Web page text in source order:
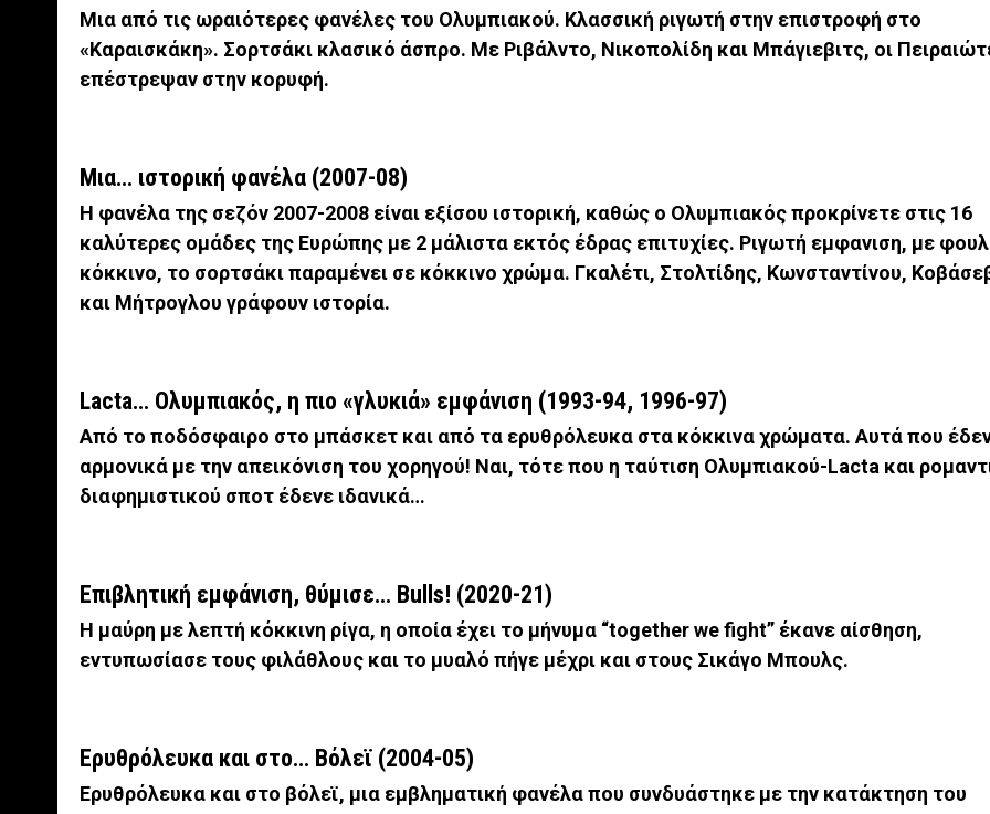
Μια από τις ωραιότερες φανέλες του Ολυμπιακού. Κλασσική ριγωτή στην επιστροφή στο
«Καραισκάκη». Σορτσάκι κλασικό άσπρο. Με Ριβάλντο, Νικοπολίδη και Μπάγιεβιτς, οι
επέστρεψαν στην κορυφή.
Μια… ιστορική φανέλα (2007-08)
Η φανέλα της σεζόν 2007-2008 είναι εξίσου ιστορική, καθώς ο Ολυμπιακός προκρίνετε στις 16
καλύτερες ομάδες της Ευρώπης με 2 μάλιστα εκτός έδρας επιτυχίες. Ριγωτή εμφανιση, με φουλ
κόκκινο, το σορτσάκι παραμένει σε κόκκινο χρώμα. Γκαλέτι, Στολτίδης, Κωνσταντίνου,
και Μήτρογλου γράφουν ιστορία.
Lacta… Ολυμπιακός, η πιο «γλυκιά» εμφάνιση (1993-94, 1996-97)
Aπό το ποδόσφαιρο στο μπάσκετ και από τα ερυθρόλευκα στα κόκκινα χρώματα. Αυτά που
αρμονικά με την απεικόνιση του χορηγού! Ναι, τότε που η ταύτιση Ολυμπιακού-Lacta και
διαφημιστικού σποτ έδενε ιδανικά…
Επιβλητική εμφάνιση, θύμισε… Bulls! (2020-21)
Η μαύρη με λεπτή κόκκινη ρίγα, η οποία έχει το μήνυμα “together we fight” έκανε αίσθηση,
εντυπωσίασε τους φιλάθλους και το μυαλό πήγε μέχρι και στους Σικάγο Μπουλς.
Eρυθρόλευκα και στο… Βόλεϊ (2004-05)
Ερυθρόλευκα και στο βόλεϊ, μια εμβληματική φανέλα που συνδυάστηκε με την κατάκτηση του